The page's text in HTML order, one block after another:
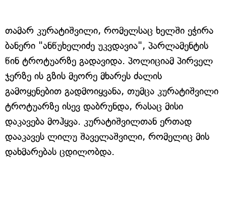
თამარ კურატიშვილი, რომელსაც ხელში ეჭირა
ბანერი "ანწუხელიძე უკვდავია", პარლამენტის
წინ ტროტუარზე გადავიდა. პოლიციამ პირველ
ჯერზე ის გზის მეორე მხარეს ძალის
გამოყენებით გადმოიყვანა, თუმცა კურატიშვილი
ტროტუარზე ისევ დაბრუნდა, რასაც მისი
დაკავება მოჰყვა. კურატიშვილთან ერთად
დააკავეს ლილუ შაველაშვილი, რომელიც მის
დახმარებას ცდილობდა.